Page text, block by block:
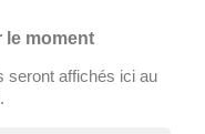
moment
seront affichés ici au